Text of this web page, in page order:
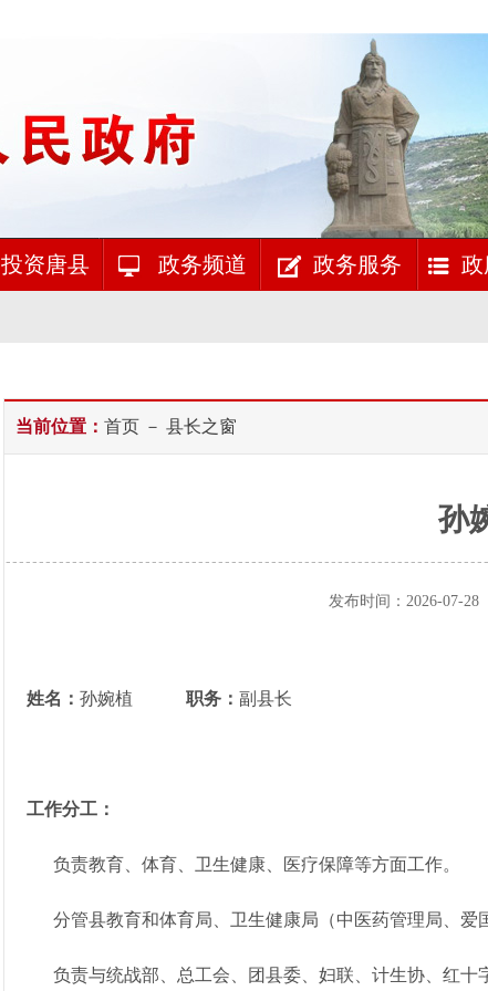
投资唐县 政务频道 政务服务 政
当前位置： 首页 － 县长之窗
孙
发布时间：2026-07-
姓名： 孙婉植 职务： 副县长
工作分工：
负责教育、体育、卫生健康、医疗保障等方面工作。
分管县教育和体育局、卫生健康局（中医药管理局、爱
负责与统战部、总工会、团县委、妇联、计生协、红十